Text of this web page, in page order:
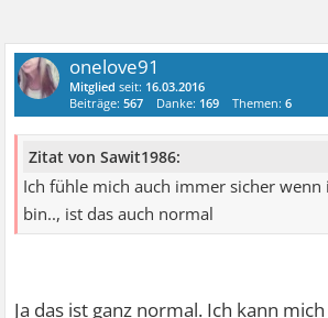
onelove91
Mitglied seit: 16.03.2016
Beiträge:567 Danke: 169 Themen:6
Zitat von Sawit1986:
Ich fühle mich auch immer sicher wenn
bin.., ist das auch normal
Ja das ist ganz normal. Ich kann